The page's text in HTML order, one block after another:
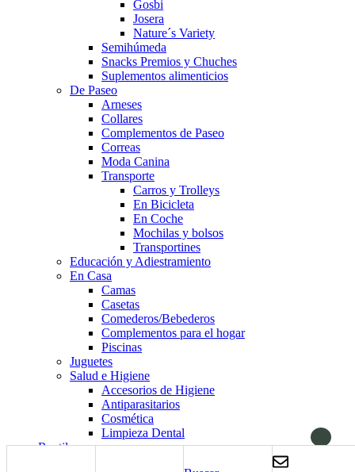
Gosbi
Josera
Nature´s Variety
Semihúmeda
Snacks Premios y Chuches
Suplementos alimenticios
De Paseo
Arneses
Collares
Complementos de Paseo
Correas
Moda Canina
Transporte
Carros y Trolleys
En Bicicleta
En Coche
Mochilas y bolsos
Transportines
Educación y Adiestramiento
En Casa
Camas
Casetas
Comederos/Bebederos
Complementos para el hogar
Piscinas
Juguetes
Salud e Higiene
Accesorios de Higiene
Antiparasitarios
Cosmética
Limpieza Dental
Reptiles